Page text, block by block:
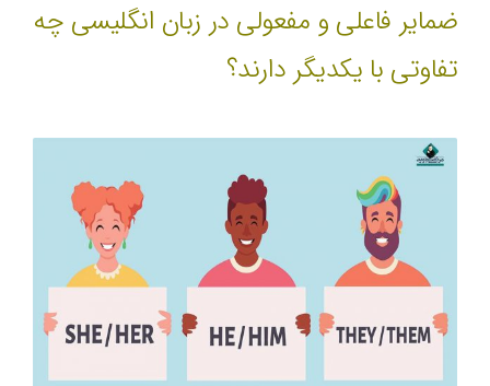
ضمایر فاعلی و مفعولی در زبان انگلیسی چه
تفاوتی با یکدیگر دارند؟